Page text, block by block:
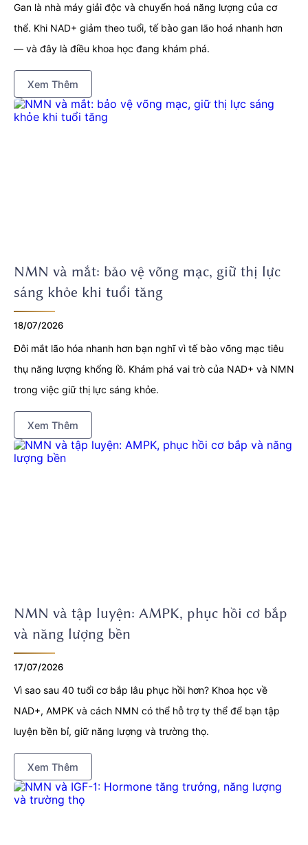
Gan là nhà máy giải độc và chuyển hoá năng lượng của cơ
thể. Khi NAD+ giảm theo tuổi, tế bào gan lão hoá nhanh hơn
— và đây là điều khoa học đang khám phá.
Xem Thêm
NMN và mắt: bảo vệ võng mạc, giữ thị lực
sáng khỏe khi tuổi tăng
18/07/2026
Đôi mắt lão hóa nhanh hơn bạn nghĩ vì tế bào võng mạc tiêu
thụ năng lượng khổng lồ. Khám phá vai trò của NAD+ và NMN
trong việc giữ thị lực sáng khỏe.
Xem Thêm
NMN và tập luyện: AMPK, phục hồi cơ bắp
và năng lượng bền
17/07/2026
Vì sao sau 40 tuổi cơ bắp lâu phục hồi hơn? Khoa học về
NAD+, AMPK và cách NMN có thể hỗ trợ ty thể để bạn tập
luyện bền bỉ, giữ năng lượng và trường thọ.
Xem Thêm